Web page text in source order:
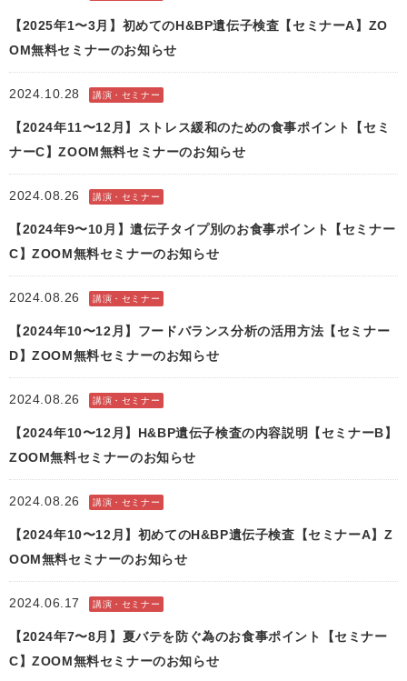
【2025年1〜3月】初めてのH&BP遺伝子検査【セミナーA】ZO
OM無料セミナーのお知らせ
2024.10.28 講演・セミナー
【2024年11〜12月】ストレス緩和のための食事ポイント【セミ
ナーC】ZOOM無料セミナーのお知らせ
2024.08.26 講演・セミナー
【2024年9〜10月】遺伝子タイプ別のお食事ポイント【セミナー
C】ZOOM無料セミナーのお知らせ
2024.08.26 講演・セミナー
【2024年10〜12月】フードバランス分析の活用方法【セミナー
D】ZOOM無料セミナーのお知らせ
2024.08.26 講演・セミナー
【2024年10〜12月】H&BP遺伝子検査の内容説明【セミナーB】
ZOOM無料セミナーのお知らせ
2024.08.26 講演・セミナー
【2024年10〜12月】初めてのH&BP遺伝子検査【セミナーA】Z
OOM無料セミナーのお知らせ
2024.06.17 講演・セミナー
【2024年7〜8月】夏バテを防ぐ為のお食事ポイント【セミナー
C】ZOOM無料セミナーのお知らせ